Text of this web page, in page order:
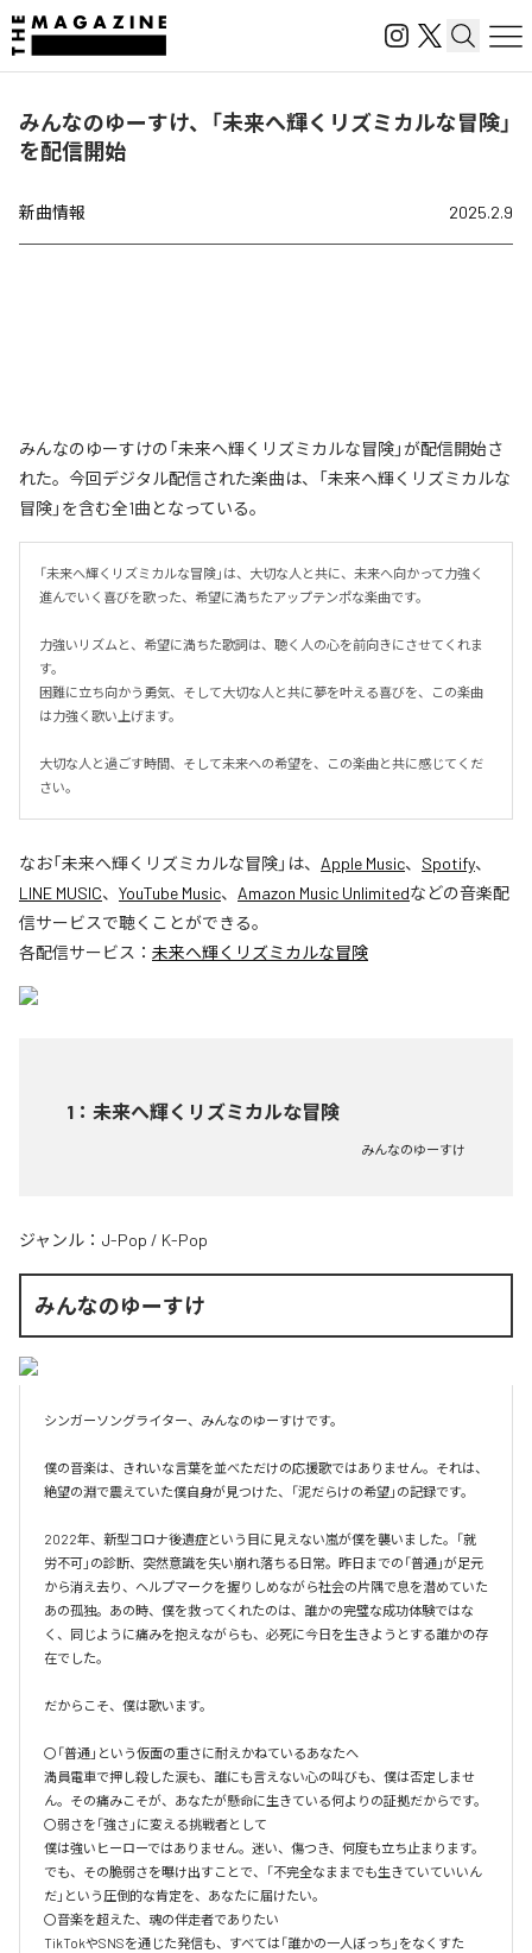
みんなのゆーすけ、「未来へ輝くリズミカルな冒険」
を配信開始
新曲情報 2025.2.9
みんなのゆーすけの「未来へ輝くリズミカルな冒険」が配信開始さ
れた。今回デジタル配信された楽曲は、「未来へ輝くリズミカルな
冒険」を含む全1曲となっている。
「未来へ輝くリズミカルな冒険」は、大切な人と共に、未来へ向かって力強く
進んでいく喜びを歌った、希望に満ちたアップテンポな楽曲です。
力強いリズムと、希望に満ちた歌詞は、聴く人の心を前向きにさせてくれま
す。
困難に立ち向かう勇気、そして大切な人と共に夢を叶える喜びを、この楽曲
は力強く歌い上げます。
大切な人と過ごす時間、そして未来への希望を、この楽曲と共に感じてくだ
さい。
なお「未来へ輝くリズミカルな冒険」は、 Apple Music、 Spotify、
LINE MUSIC、 YouTube Music、 Amazon Music Unlimitedなどの音楽配
信サービスで聴くことができる。
各配信サービス： 未来へ輝くリズミカルな冒険
1 ： 未来へ輝くリズミカルな冒険
みんなのゆーすけ
ジャンル： J-Pop / K-Pop
みんなのゆーすけ
シンガーソングライター、みんなのゆーすけです。
僕の音楽は、きれいな言葉を並べただけの応援歌ではありません。それは、
絶望の淵で震えていた僕自身が見つけた、「泥だらけの希望」の記録です。
2022年、新型コロナ後遺症という目に見えない嵐が僕を襲いました。「就
労不可」の診断、突然意識を失い崩れ落ちる日常。昨日までの「普通」が足元
から消え去り、ヘルプマークを握りしめながら社会の片隅で息を潜めていた
あの孤独。あの時、僕を救ってくれたのは、誰かの完璧な成功体験ではな
く、同じように痛みを抱えながらも、必死に今日を生きようとする誰かの存
在でした。
だからこそ、僕は歌います。
〇「普通」という仮面の重さに耐えかねているあなたへ
満員電車で押し殺した涙も、誰にも言えない心の叫びも、僕は否定しませ
ん。その痛みこそが、あなたが懸命に生きている何よりの証拠だからです。
〇弱さを「強さ」に変える挑戦者として
僕は強いヒーローではありません。迷い、傷つき、何度も立ち止まります。
でも、その脆弱さを曝け出すことで、「不完全なままでも生きていていいん
だ」という圧倒的な肯定を、あなたに届けたい。
〇音楽を超えた、魂の伴走者でありたい
TikTokやSNSを通じた発信も、すべては「誰かの一人ぼっち」をなくすた